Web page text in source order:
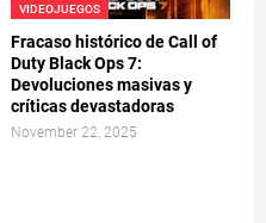
VIDEOJUEGOS
Fracaso histórico de Call of
Duty Black Ops 7:
Devoluciones masivas y
críticas devastadoras
November 22, 2025